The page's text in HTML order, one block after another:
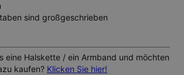
sind großgeschrieben
eine Halskette / ein Armband und möchten
kaufen? Klicken Sie hier!